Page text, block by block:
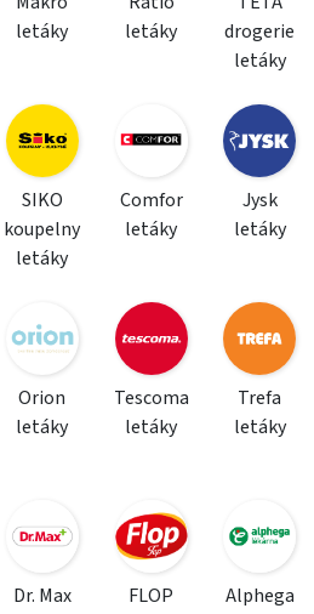
letáky
letáky
drogerie
letáky
SIKO
koupelny
letáky
Comfor
letáky
Jysk
letáky
Orion
letáky
Tescoma
letáky
Trefa
letáky
Dr. Max
FLOP
Alphega